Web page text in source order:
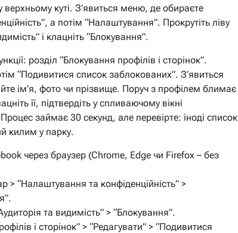
куті. З’явиться меню, де обираєте
а потім “Налаштування”. Прокрутіть ліву
і клацніть “Блокування”.
розділ “Блокування профілів і сторінок”.
“Подивитися список заблокованих”. З’явиться
ім’я, фото чи прізвище. Поруч з профілем блимає
її, підтвердіть у спливаючому вікні
займає 30 секунд, але перевірте: іноді список
килим у парку.
через браузер (Chrome, Edge чи Firefox – без
> “Налаштування та конфіденційність” >
та видимість” > “Блокування”.
і сторінок” > “Редагувати” > “Подивитися